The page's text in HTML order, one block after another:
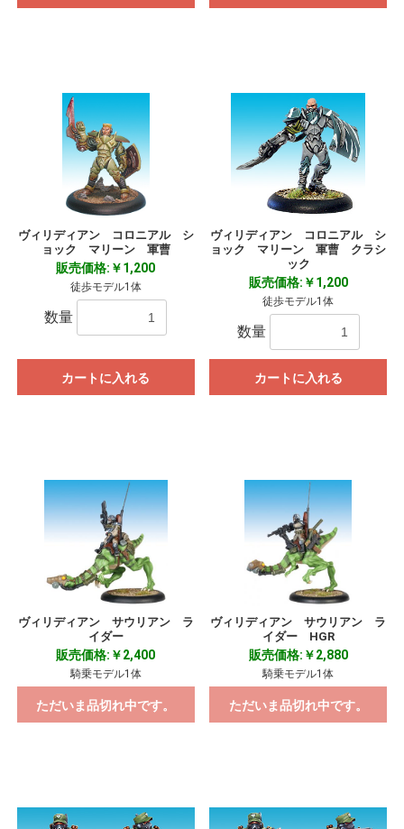
ヴィリディアン コロニアル シ
ョック マリーン 軍曹
販売価格:￥1,200
徒歩モデル1体
数量
カートに入れる
ヴィリディアン コロニアル シ
ョック マリーン 軍曹 クラシ
ック
販売価格:￥1,200
徒歩モデル1体
数量
カートに入れる
ヴィリディアン サウリアン ラ
イダー
販売価格:￥2,400
騎乗モデル1体
ただいま品切れ中です。
ヴィリディアン サウリアン ラ
イダー HGR
販売価格:￥2,880
騎乗モデル1体
ただいま品切れ中です。